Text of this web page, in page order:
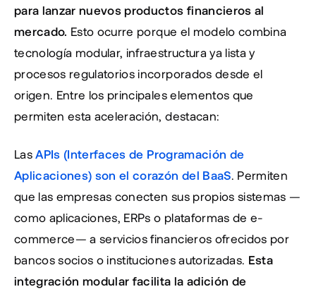
para lanzar nuevos productos financieros al
mercado. Esto ocurre porque el modelo combina
tecnología modular, infraestructura ya lista y
procesos regulatorios incorporados desde el
origen. Entre los principales elementos que
permiten esta aceleración, destacan:
Las APIs (Interfaces de Programación de
Aplicaciones) son el corazón del BaaS. Permiten
que las empresas conecten sus propios sistemas —
como aplicaciones, ERPs o plataformas de e-
commerce— a servicios financieros ofrecidos por
bancos socios o instituciones autorizadas. Esta
integración modular facilita la adición de